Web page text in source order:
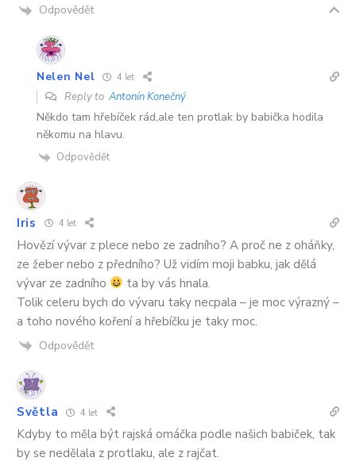
Odpovědět
Nelen Nel 4 let
Reply to Antonín Konečný
Někdo tam hřebíček rád,ale ten protlak by babička hodila
někomu na hlavu.
Odpovědět
Iris 4 let
Hovězí vývar z plece nebo ze zadního? A proč ne z oháňky,
ze žeber nebo z předního? Už vidím moji babku, jak dělá
vývar ze zadního
ta by vás hnala.
Tolik celeru bych do vývaru taky necpala – je moc výrazný –
a toho nového koření a hřebíčku je taky moc.
Odpovědět
Světla 4 let
Kdyby to měla být rajská omáčka podle našich babiček, tak
by se nedělala z protlaku, ale z rajčat.